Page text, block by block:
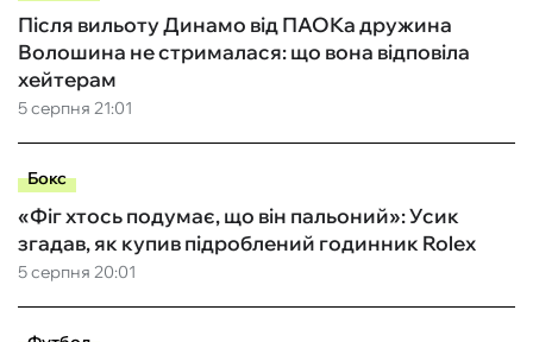
5 серпня 21:01
Після вильоту Динамо від ПАОКа дружина
Волошина не стрималася: що вона відповіла
хейтерам
Бокс
5 серпня 20:01
«Фіг хтось подумає, що він пальоний»: Усик
згадав, як купив підроблений годинник Rolex